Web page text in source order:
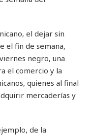
el dejar sin
el fin de semana,
negro, una
el comercio y la
quienes al final
mercaderías y
de la